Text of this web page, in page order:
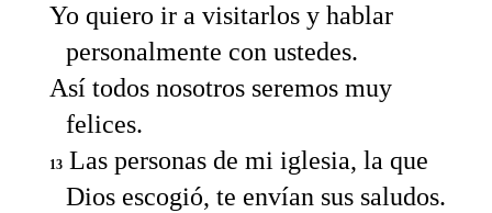
Yo quiero ir a visitarlos y hablar
personalmente con ustedes.
Así todos nosotros seremos muy
felices.
13 Las personas de mi iglesia, la que
Dios escogió, te envían sus saludos.